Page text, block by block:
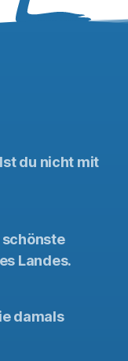
du nicht mit
schönste
Landes.
damals